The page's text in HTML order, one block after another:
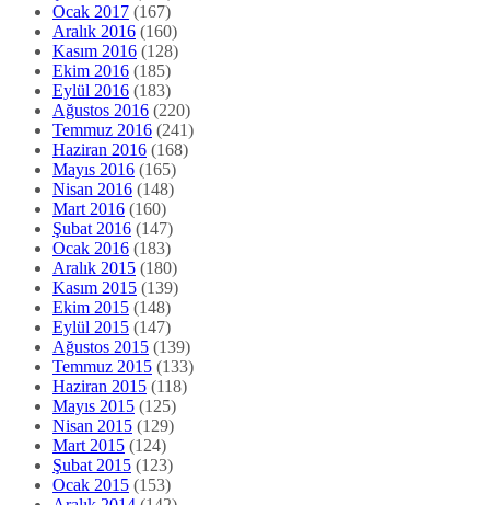
Ocak 2017 (167)
Aralık 2016 (160)
Kasım 2016 (128)
Ekim 2016 (185)
Eylül 2016 (183)
Ağustos 2016 (220)
Temmuz 2016 (241)
Haziran 2016 (168)
Mayıs 2016 (165)
Nisan 2016 (148)
Mart 2016 (160)
Şubat 2016 (147)
Ocak 2016 (183)
Aralık 2015 (180)
Kasım 2015 (139)
Ekim 2015 (148)
Eylül 2015 (147)
Ağustos 2015 (139)
Temmuz 2015 (133)
Haziran 2015 (118)
Mayıs 2015 (125)
Nisan 2015 (129)
Mart 2015 (124)
Şubat 2015 (123)
Ocak 2015 (153)